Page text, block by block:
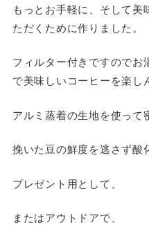
もっとお手軽に、そして
ただくために作りました。
フィルター付きですので
で美味しいコーヒーを楽し
アルミ蒸着の生地を使って
挽いた豆の鮮度を逃さず酸
プレゼント用として、
またはアウトドアで、